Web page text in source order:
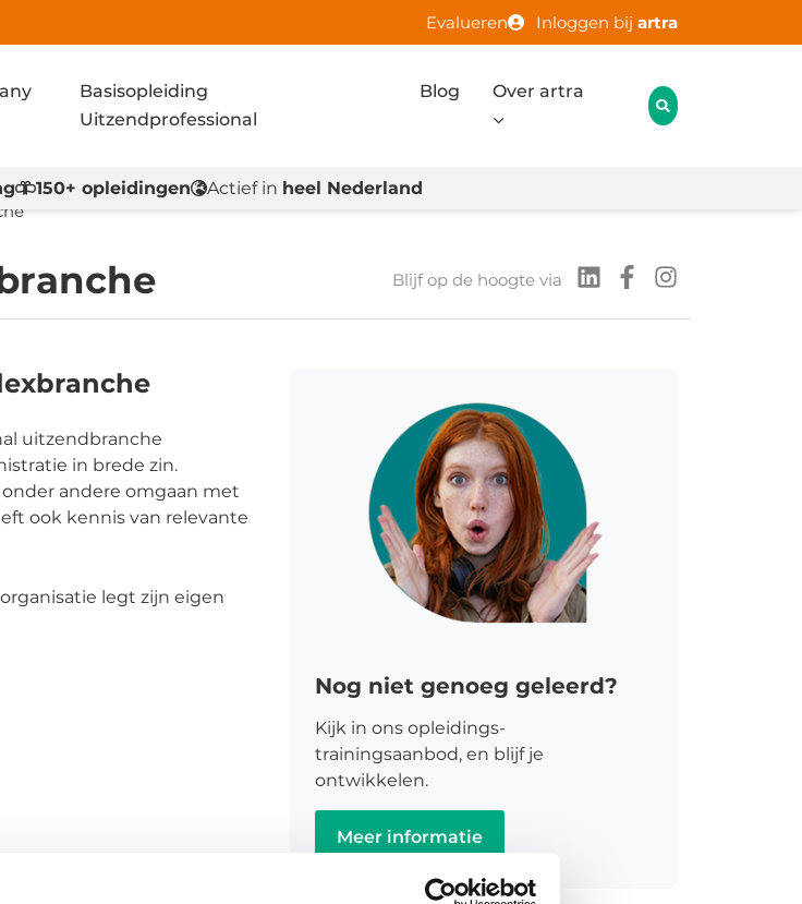
Evalueren Inloggen bij artra
Basisopleiding
Uitzendprofessional
Blog Over artra
150+ opleidingen Actief in heel Nederland
Blijf op de hoogte via
uitzendbranche
in brede zin.
andere omgaan met
ook kennis van relevante
legt zijn eigen
diversiteit aan
Nog niet genoeg geleerd?
Kijk in ons opleidings-
trainingsaanbod, en blijf je
ontwikkelen.
Meer informatie